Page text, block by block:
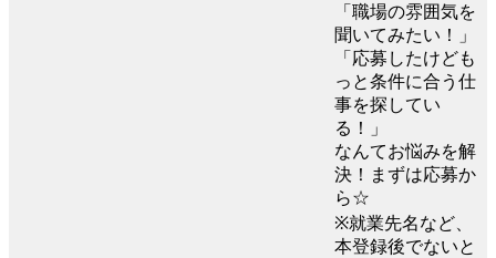
「職場の雰囲気を
聞いてみたい！」
「応募したけども
っと条件に合う仕
事を探してい
る！」
なんてお悩みを解
決！まずは応募か
ら☆
※就業先名など、
本登録後でないと